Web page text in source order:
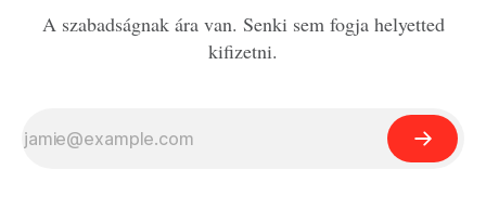
A szabadságnak ára van. Senki sem fogja helyetted
kifizetni.